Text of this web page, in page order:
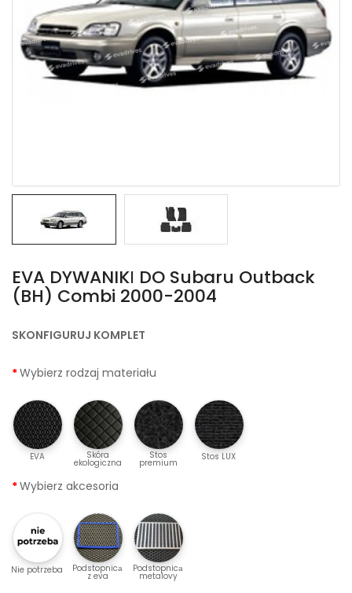
EVA DYWANIKІ DO Subaru Outback
(BH) Combi 2000-2004
SKONFIGURUJ KOMPLET
Wybierz rodzaj materiału
EVA Skóra
ekologiczna
Stos
premium
Stos LUX
Wybierz akcesoria
Nie potrzeba Podstopnicа
z eva
Podstopnicа
metalovy